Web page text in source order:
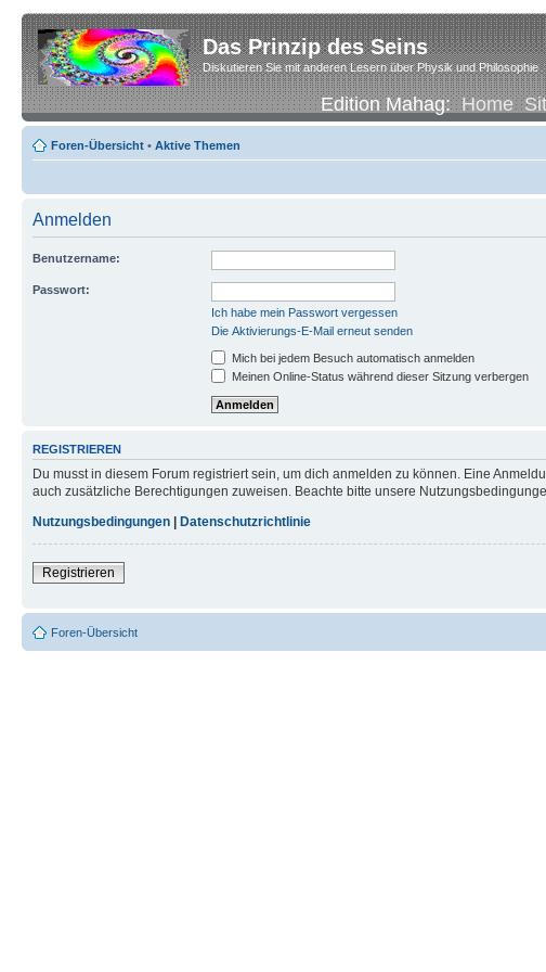
Das Prinzip des Seins
Diskutieren Sie mit anderen Lesern über Physik und Philosophie
Edition Mahag:Home
Foren-Übersicht • Aktive Themen
Anmelden
Benutzername:
Passwort:
Ich habe mein Passwort vergessen
Die Aktivierungs-E-Mail erneut senden
Mich bei jedem Besuch automatisch anmelden
Meinen Online-Status während dieser Sitzung verbergen
REGISTRIEREN
Du musst in diesem Forum registriert sein, um dich anmelden zu können. Eine
auch zusätzliche Berechtigungen zuweisen. Beachte bitte unsere
Nutzungsbedingungen
Datenschutzrichtlinie
Registrieren
Foren-Übersicht